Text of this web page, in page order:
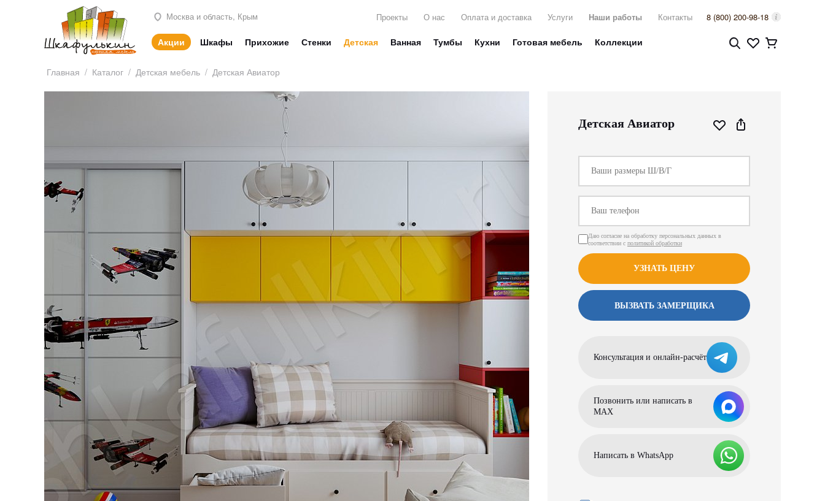
Москва и область, Крым Проекты О нас Оплата и доставка Услуги Наши работы Контакты 8 (800) 200-98-18
Акции Шкафы Прихожие Стенки Детская Ванная Тумбы Кухни Готовая мебель Коллекции
Главная / Каталог / Детская мебель / Детская Авиатор
Детская Авиатор
Даю согласие на обработку персональных данных в
соответствии с политикой обработки
УЗНАТЬ ЦЕНУ
ВЫЗВАТЬ ЗАМЕРЩИКА
Консультация и онлайн-расчёт
Позвонить или написать в
МАХ
Написать в WhatsApp